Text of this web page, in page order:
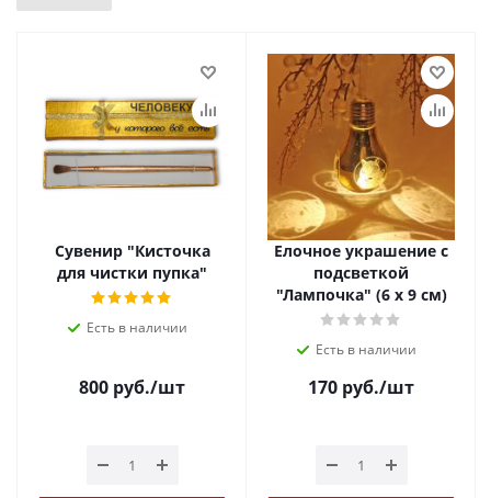
Сувенир "Кисточка
для чистки пупка"
Есть в наличии
800 руб./шт
Елочное украшение с
подсветкой
"Лампочка" (6 х 9 см)
Есть в наличии
170 руб./шт